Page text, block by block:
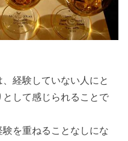
、経験していない人にと
して感じられることで
を重ねることなしにな